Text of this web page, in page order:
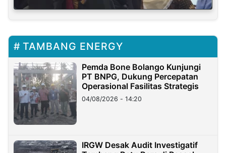
TAMBANG ENERGY
Pemda Bone Bolango Kunjungi
PT BNPG, Dukung Percepatan
Operasional Fasilitas Strategis
04/08/2026 - 14:20
IRGW Desak Audit Investigatif